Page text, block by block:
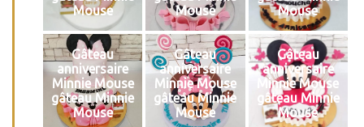
Mouse
Mouse
Mouse
Gâteau
anniversaire
Minnie Mouse
gâteau Minnie
Mouse
Gâteau
anniversaire
Minnie Mouse
gâteau Minnie
Mouse
Gâteau
anniversaire
Minnie Mouse
gâteau Minnie
Mouse